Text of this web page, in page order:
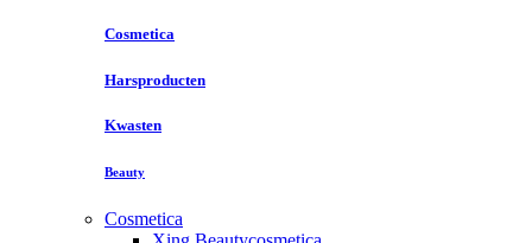
Cosmetica
Harsproducten
Kwasten
Beauty
Cosmetica